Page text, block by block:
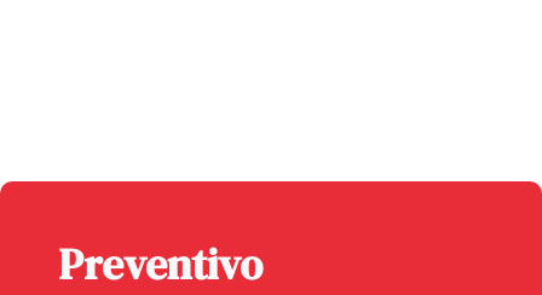
Preventivo